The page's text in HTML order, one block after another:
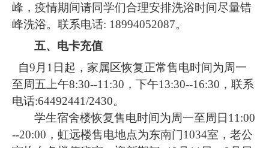
峰，疫情期间请同学们合理安排洗浴时间尽量错
峰洗浴。联系电话: 18994052087。
五、电卡充值
自9月1日起，家属区恢复正常售电时间为周一
至周五上午8:30--11:30，下午13:30--16:30，联系
电话:64492441/2430。
学生宿舍楼恢复售电时间为周一至周日11:00
--20:00，虹远楼售电地点为东南门1034室，老公